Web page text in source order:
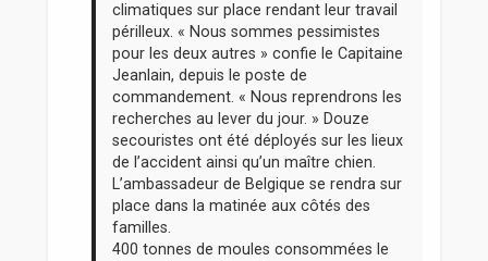
climatiques sur place rendant leur travail
périlleux. « Nous sommes pessimistes
pour les deux autres » confie le Capitaine
Jeanlain, depuis le poste de
commandement. « Nous reprendrons les
recherches au lever du jour. » Douze
secouristes ont été déployés sur les lieux
de l’accident ainsi qu’un maître chien.
L’ambassadeur de Belgique se rendra sur
place dans la matinée aux côtés des
familles.
400 tonnes de moules consommées le